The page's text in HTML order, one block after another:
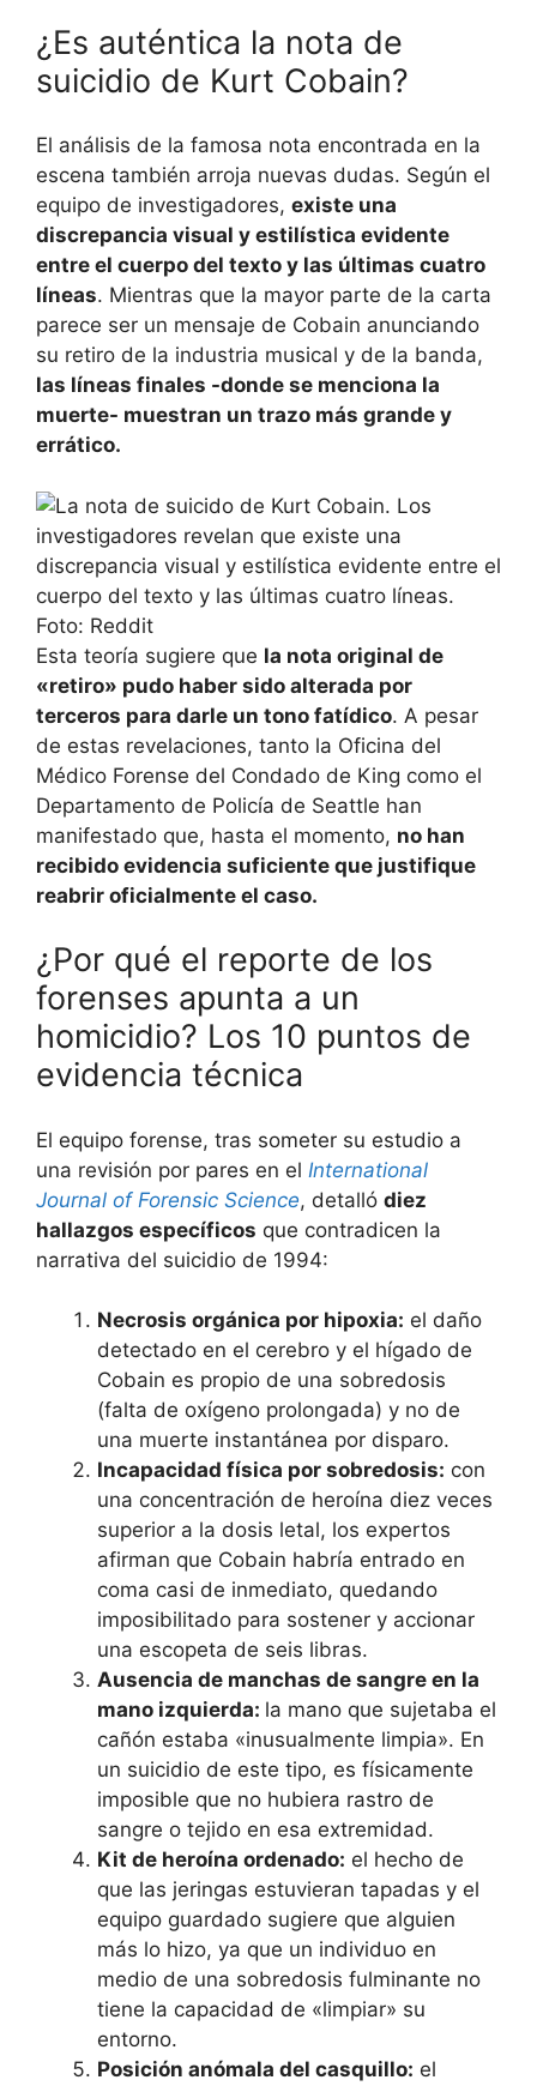
¿Es auténtica la nota de
suicidio de Kurt Cobain?
El análisis de la famosa nota encontrada en la
escena también arroja nuevas dudas. Según el
equipo de investigadores, existe una
discrepancia visual y estilística evidente
entre el cuerpo del texto y las últimas cuatro
líneas. Mientras que la mayor parte de la carta
parece ser un mensaje de Cobain anunciando
su retiro de la industria musical y de la banda,
las líneas finales -donde se menciona la
muerte- muestran un trazo más grande y
errático.
Esta teoría sugiere que la nota original de
«retiro» pudo haber sido alterada por
terceros para darle un tono fatídico. A pesar
de estas revelaciones, tanto la Oficina del
Médico Forense del Condado de King como el
Departamento de Policía de Seattle han
manifestado que, hasta el momento, no han
recibido evidencia suficiente que justifique
reabrir oficialmente el caso.
¿Por qué el reporte de los
forenses apunta a un
homicidio? Los 10 puntos de
evidencia técnica
El equipo forense, tras someter su estudio a
una revisión por pares en el International
Journal of Forensic Science, detalló diez
hallazgos específicos que contradicen la
narrativa del suicidio de 1994:
Necrosis orgánica por hipoxia: el daño
detectado en el cerebro y el hígado de
Cobain es propio de una sobredosis
(falta de oxígeno prolongada) y no de
una muerte instantánea por disparo.
Incapacidad física por sobredosis: con
una concentración de heroína diez veces
superior a la dosis letal, los expertos
afirman que Cobain habría entrado en
coma casi de inmediato, quedando
imposibilitado para sostener y accionar
una escopeta de seis libras.
Ausencia de manchas de sangre en la
mano izquierda: la mano que sujetaba el
cañón estaba «inusualmente limpia». En
un suicidio de este tipo, es físicamente
imposible que no hubiera rastro de
sangre o tejido en esa extremidad.
Kit de heroína ordenado: el hecho de
que las jeringas estuvieran tapadas y el
equipo guardado sugiere que alguien
más lo hizo, ya que un individuo en
medio de una sobredosis fulminante no
tiene la capacidad de «limpiar» su
entorno.
Posición anómala del casquillo: el